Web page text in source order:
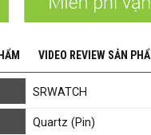
VIDEO REVIEW SẢN
SRWATCH
Quartz (Pin)